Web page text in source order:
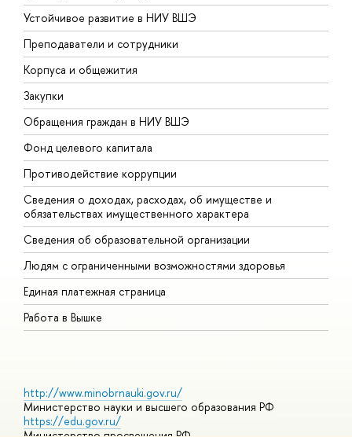
Устойчивое развитие в НИУ ВШЭ
Преподаватели и сотрудники
Корпуса и общежития
Закупки
Обращения граждан в НИУ ВШЭ
Фонд целевого капитала
Противодействие коррупции
Сведения о доходах, расходах, об имуществе и
обязательствах имущественного характера
Сведения об образовательной организации
Людям с ограниченными возможностями здоровья
Единая платежная страница
Работа в Вышке
http://www.minobrnauki.gov.ru/
Министерство науки и высшего образования РФ
https://edu.gov.ru/